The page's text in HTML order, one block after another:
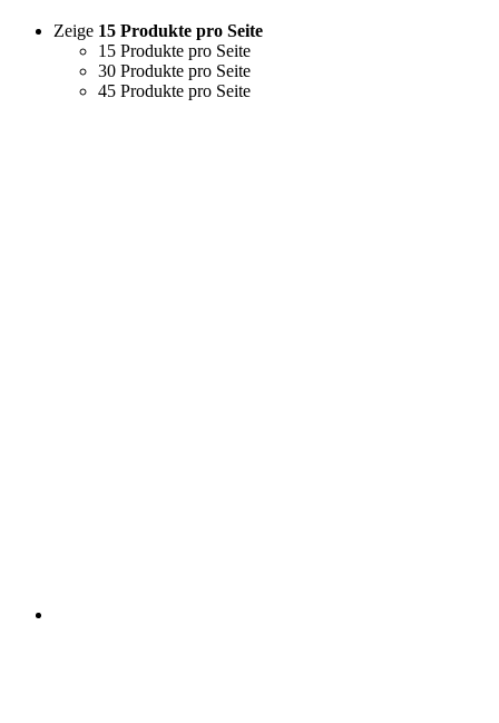
Zeige 15 Produkte pro Seite
15 Produkte pro Seite
30 Produkte pro Seite
45 Produkte pro Seite